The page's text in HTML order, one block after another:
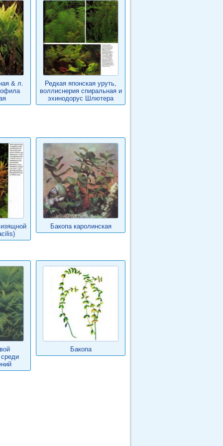
& л.
Редкая японская уруть,
воллиснерия спиральная и
эхинодорус Шлютера
Бакопа каролинская
Бакопа